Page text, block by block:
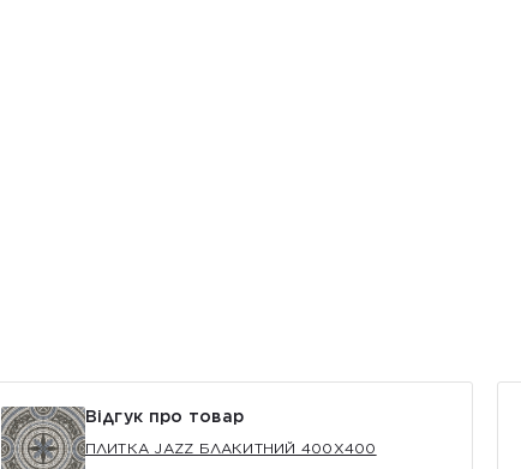
Відгук про товар
ПЛИТКА JAZZ БЛАКИТНИЙ 400Х400